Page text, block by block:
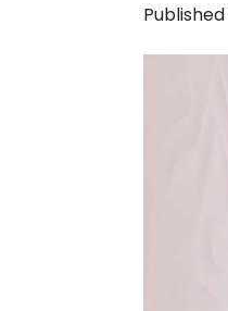
Published